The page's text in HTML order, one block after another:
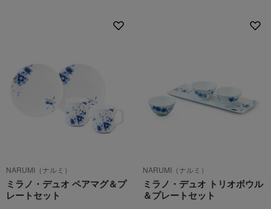
NARUMI（ナルミ）
ミラノ・デュオ ペアマグ＆プ
レートセット
NARUMI（ナルミ）
ミラノ・デュオ トリオボウル
＆プレートセット